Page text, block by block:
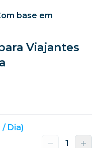
base em
Viajantes
/ Dia)